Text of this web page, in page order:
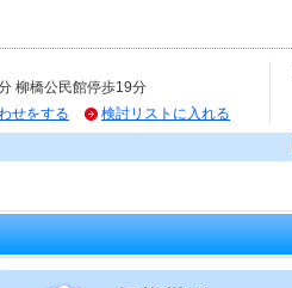
柳橋公民館停歩19分
せをする 検討リストに入れる